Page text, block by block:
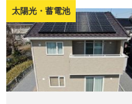
太陽光・蓄電池